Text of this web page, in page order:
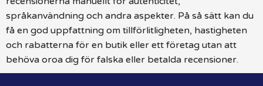
språkanvändning och andra aspekter. På så sätt kan du
få en god uppfattning om tillförlitligheten, hastigheten
och rabatterna för en butik eller ett företag utan att
behöva oroa dig för falska eller betalda recensioner.